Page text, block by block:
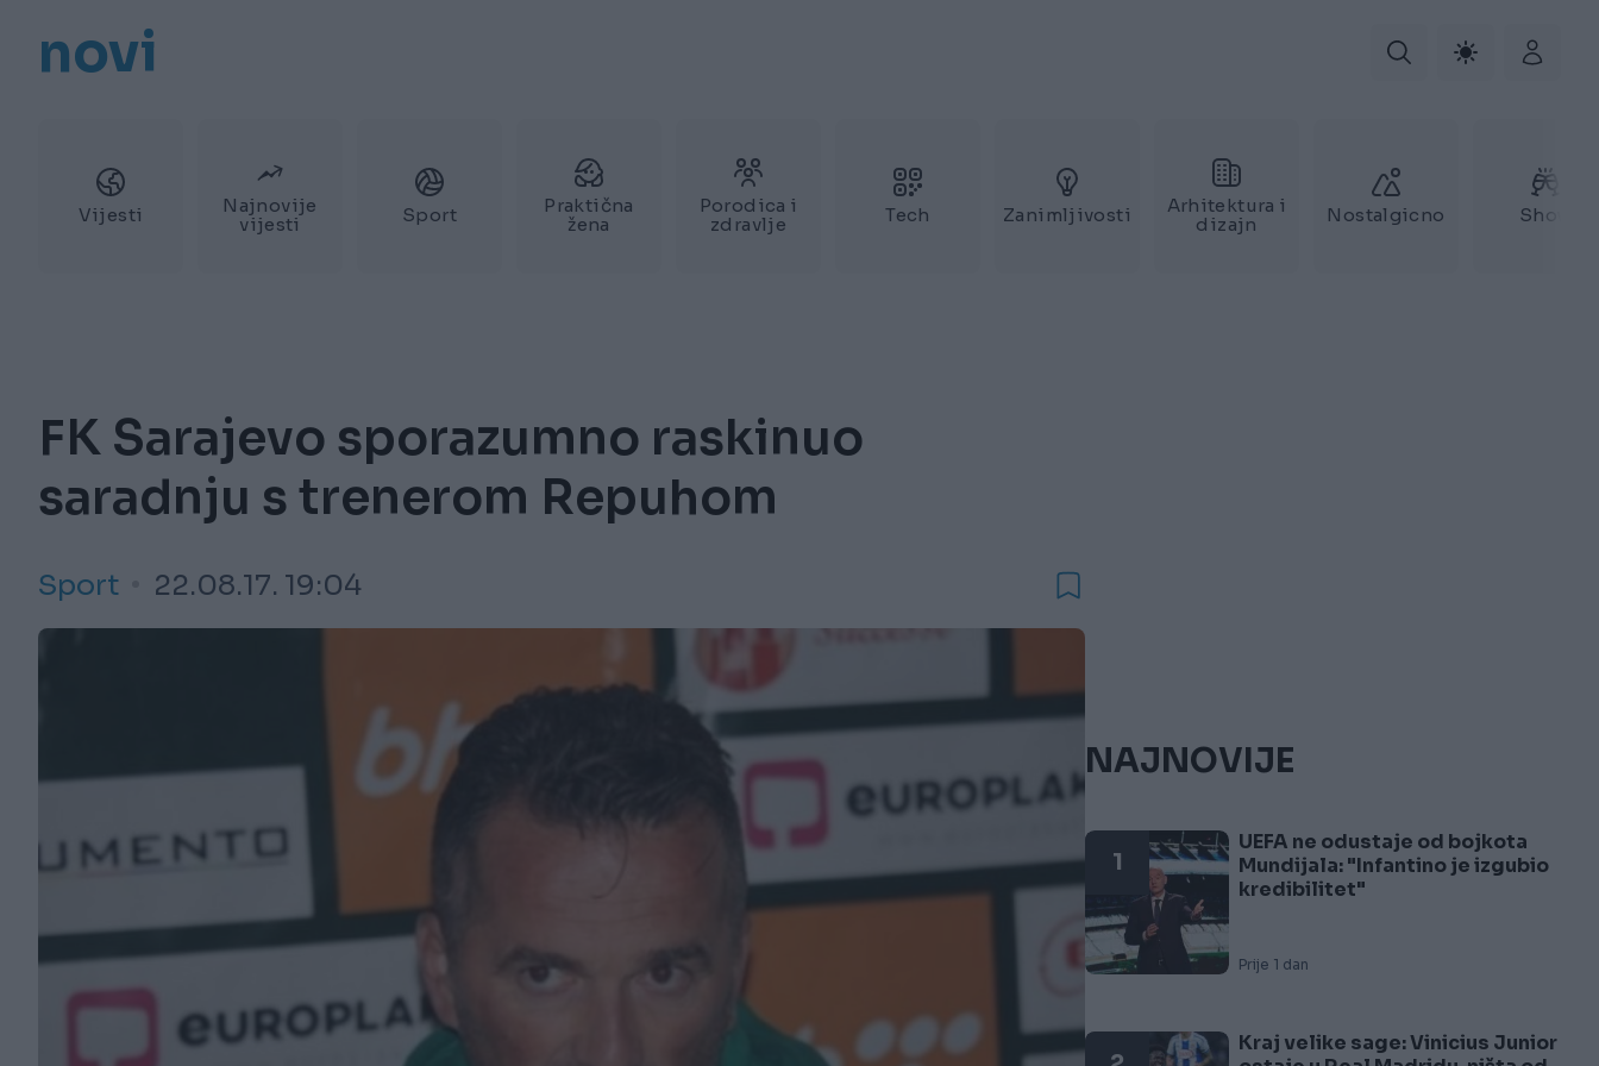
novi
Vijesti
Najnovije
vijesti
Sport
Praktična
žena
Porodica i
zdravlje
Tech Zanimljivosti
Arhitektura i
dizajn
Nostalgicno Show
FK Sarajevo sporazumno raskinuo
saradnju s trenerom Repuhom
Sport 22.08.17. 19:04
NAJNOVIJE
1
UEFA ne odustaje od bojkota
Mundijala: "Infantino je izgubio
kredibilitet"
Prije 1 dan
Kraj velike sage: Vinicius Junior